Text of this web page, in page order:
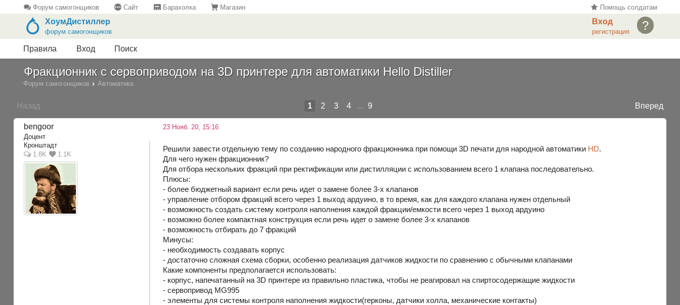
Форум самогонщиков Сайт Барахолка Магазин Помощь солдатам
?
Вход
регистрация
ХоумДистиллер
форум самогонщиков
Правила Вход Поиск
Фракционник с сервоприводом на 3D принтере для автоматики Hello Distiller
Форум самогонщиков Автоматика
Назад Вперед
1 2 3 4 ... 9
bengoor
Доцент
Кронштадт
1.8K
1.1K
23 Нояб. 20, 15:16
Решили завести отдельную тему по созданию народного фракционника при помощи 3D печати для народной автоматики HD.
Для чего нужен фракционник?
Для отбора нескольких фракций при ректификации или дистилляции с использованием всего 1 клапана последовательно.
Плюсы:
- более бюджетный вариант если речь идет о замене более 3-х клапанов
- управление отбором фракций всего через 1 выход ардуино, в то время, как для каждого клапана нужен отдельный
- возможность создать систему контроля наполнения каждой фракции/емкости всего через 1 выход ардуино
- возможно более компактная конструкция если речь идет о замене более 3-х клапанов
- возможность отбирать до 7 фракций
Минусы:
- необходимость создавать корпус
- достаточно сложная схема сборки, особенно реализация датчиков жидкости по сравнению с обычными клапанами
Какие компоненты предполагается использовать:
- корпус, напечатанный на 3D принтере из правильно пластика, чтобы не реагировал на спиртосодержащие жидкости
- сервопривод MG995
- элементы для системы контроля наполнения жидкости(герконы, датчики холла, механические контакты)